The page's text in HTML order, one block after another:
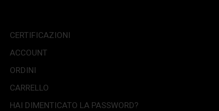
CERTIFICAZIONI
ACCOUNT
ORDINI
CARRELLO
HAI DIMENTICATO LA PASSWORD?